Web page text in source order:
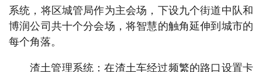
系统，将区城管局作为主会场，下设九个街道中队和
博润公司共十个分会场，将智慧的触角延伸到城市的
每个角落。
渣土管理系统：在渣土车经过频繁的路口设置卡